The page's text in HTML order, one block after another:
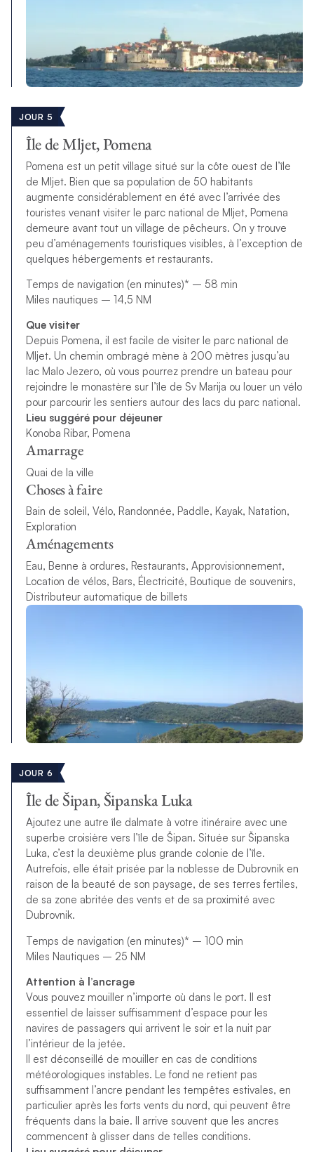
JOUR 5
Île de Mljet, Pomena
Pomena est un petit village situé sur la côte ouest de l’île
de Mljet. Bien que sa population de 50 habitants
augmente considérablement en été avec l’arrivée des
touristes venant visiter le parc national de Mljet, Pomena
demeure avant tout un village de pêcheurs. On y trouve
peu d’aménagements touristiques visibles, à l’exception de
quelques hébergements et restaurants.
Temps de navigation (en minutes)* – 58 min
Miles nautiques – 14,5 NM
Que visiter
Depuis Pomena, il est facile de visiter le parc national de
Mljet. Un chemin ombragé mène à 200 mètres jusqu’au
lac Malo Jezero, où vous pourrez prendre un bateau pour
rejoindre le monastère sur l’île de Sv Marija ou louer un vélo
pour parcourir les sentiers autour des lacs du parc national.
Lieu suggéré pour déjeuner
Konoba Ribar, Pomena
Amarrage
Quai de la ville
Choses à faire
Bain de soleil, Vélo, Randonnée, Paddle, Kayak, Natation,
Exploration
Aménagements
Eau, Benne à ordures, Restaurants, Approvisionnement,
Location de vélos, Bars, Électricité, Boutique de souvenirs,
Distributeur automatique de billets
JOUR 6
Île de Šipan, Šipanska Luka
Ajoutez une autre île dalmate à votre itinéraire avec une
superbe croisière vers l’île de Šipan. Située sur Šipanska
Luka, c’est la deuxième plus grande colonie de l’île.
Autrefois, elle était prisée par la noblesse de Dubrovnik en
raison de la beauté de son paysage, de ses terres fertiles,
de sa zone abritée des vents et de sa proximité avec
Dubrovnik.
Temps de navigation (en minutes)* – 100 min
Miles Nautiques – 25 NM
Attention à l’ancrage
Vous pouvez mouiller n’importe où dans le port. Il est
essentiel de laisser suffisamment d’espace pour les
navires de passagers qui arrivent le soir et la nuit par
l’intérieur de la jetée.
Il est déconseillé de mouiller en cas de conditions
météorologiques instables. Le fond ne retient pas
suffisamment l’ancre pendant les tempêtes estivales, en
particulier après les forts vents du nord, qui peuvent être
fréquents dans la baie. Il arrive souvent que les ancres
commencent à glisser dans de telles conditions.